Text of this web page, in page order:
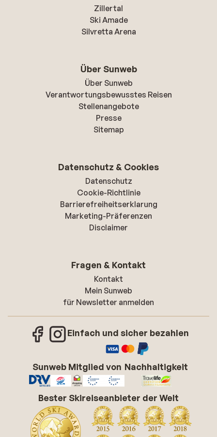
Zillertal
Ski Amade
Silvretta Arena
Über Sunweb
Über Sunweb
Verantwortungsbewusstes Reisen
Stellenangebote
Presse
Sitemap
Datenschutz & Cookies
Datenschutz
Cookie-Richtlinie
Barrierefreiheitserklarung
Marketing-Präferenzen
Disclaimer
Fragen & Kontakt
Kontakt
Mein Sunweb
für Newsletter anmelden
Einfach und sicher bezahlen
Sunweb Mitglied von Nachhaltigkeit
Bester Skireiseanbieter der Welt